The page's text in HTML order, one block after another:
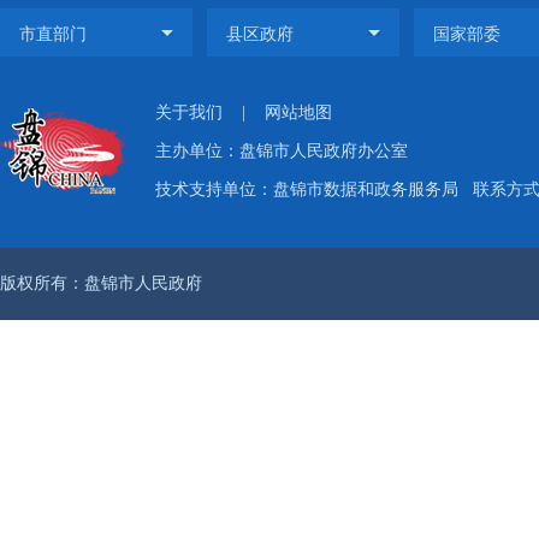
关于我们 网站地图
主办单位：盘锦市人民政府办公室
技术支持单位：盘锦市数据和政务服务局 联系方
版权所有：盘锦市人民政府